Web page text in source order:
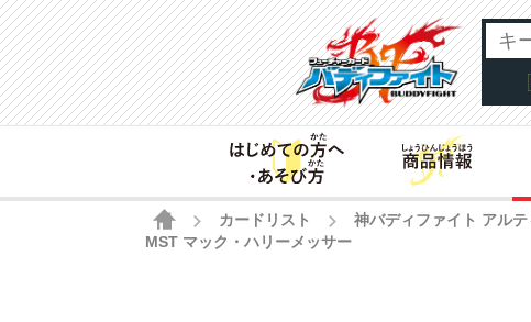
HOME
カードリスト 神バディファイト アル
MST マック・ハリーメッサー